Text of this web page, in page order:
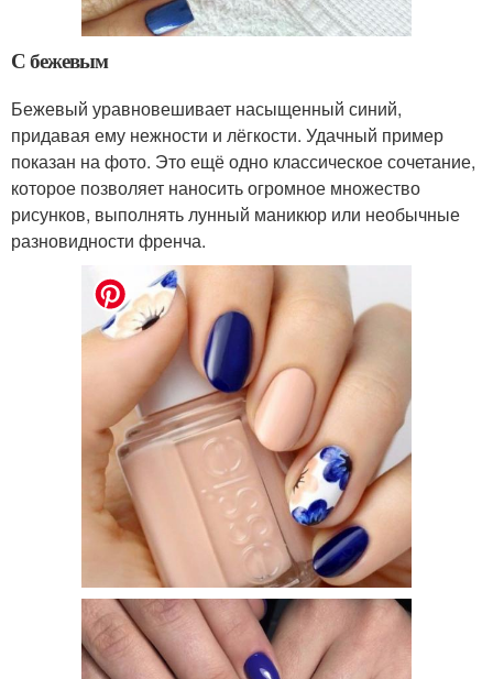
С бежевым
Бежевый уравновешивает насыщенный синий,
придавая ему нежности и лёгкости. Удачный пример
показан на фото. Это ещё одно классическое сочетание,
которое позволяет наносить огромное множество
рисунков, выполнять лунный маникюр или необычные
разновидности френча.